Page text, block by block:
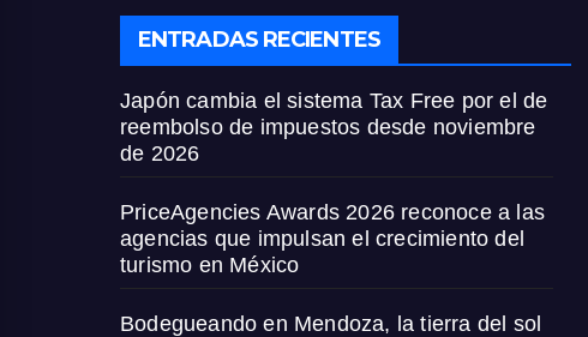
ENTRADAS RECIENTES
Japón cambia el sistema Tax Free por el de
reembolso de impuestos desde noviembre
de 2026
PriceAgencies Awards 2026 reconoce a las
agencias que impulsan el crecimiento del
turismo en México
Bodegueando en Mendoza, la tierra del sol